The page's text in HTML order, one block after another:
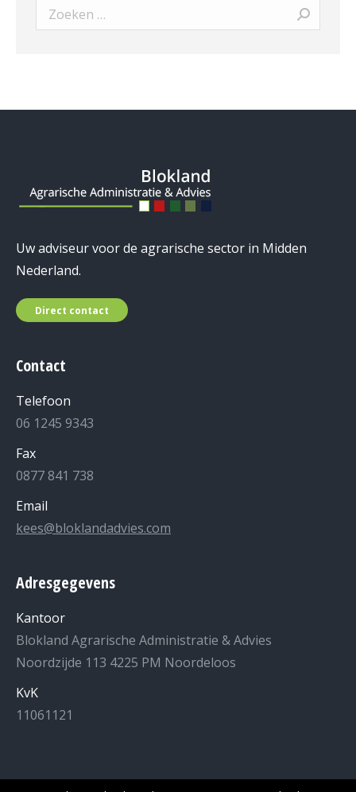
Search:
Uw adviseur voor de agrarische sector in Midden
Nederland.
Direct contact
Contact
Telefoon
06 1245 9343
Fax
0877 841 738
Email
kees@bloklandadvies.com
Adresgegevens
Kantoor
Blokland Agrarische Administratie & Advies
Noordzijde 113 4225 PM Noordeloos
KvK
11061121